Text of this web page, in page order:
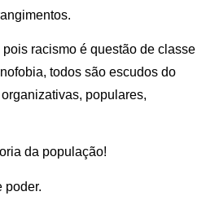
racismo é questão de classe
todos são escudos do
populares,
da população!
poder.